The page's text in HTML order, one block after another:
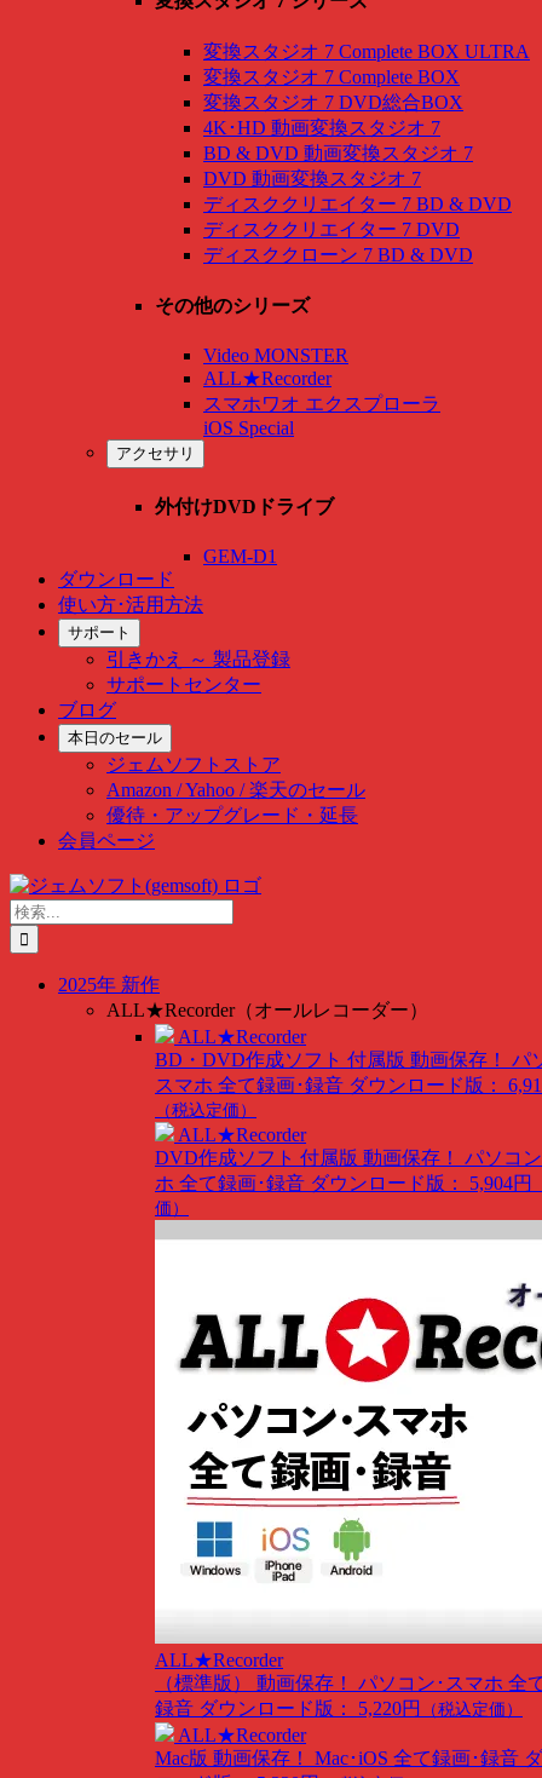
変換スタジオ 7 Complete BOX ULTRA
変換スタジオ 7 Complete BOX
変換スタジオ 7 DVD総合BOX
4K･HD 動画変換スタジオ 7
BD & DVD 動画変換スタジオ 7
DVD 動画変換スタジオ 7
ディスククリエイター 7 BD & DVD
ディスククリエイター 7 DVD
ディスククローン 7 BD & DVD
その他のシリーズ
Video MONSTER
ALL★Recorder
スマホワオ エクスプローラ
iOS Special
アクセサリ
外付けDVDドライブ
GEM-D1
ダウンロード
使い方･活用方法
サポート
引きかえ ～ 製品登録
サポートセンター
ブログ
本日のセール
ジェムソフトストア
Amazon / Yahoo / 楽天のセール
優待・アップグレード・延長
会員ページ
Skip
to
content
検
索
…
2025年 新作
ALL★Recorder（オールレコーダー）
ALL★Recorder
BD・DVD作成ソフト 付属版 動画保存！ パ
スマホ 全て録画･録音 ダウンロード版：
（税込定価）
ALL★Recorder
DVD作成ソフト 付属版 動画保存！ パソコ
ホ 全て録画･録音 ダウンロード版： 5,904円
価）
ALL★Recorder
（標準版） 動画保存！ パソコン･スマホ 全
録音 ダウンロード版： 5,220円 （税込定価）
ALL★Recorder
Mac版 動画保存！ Mac･iOS 全て録画･録音